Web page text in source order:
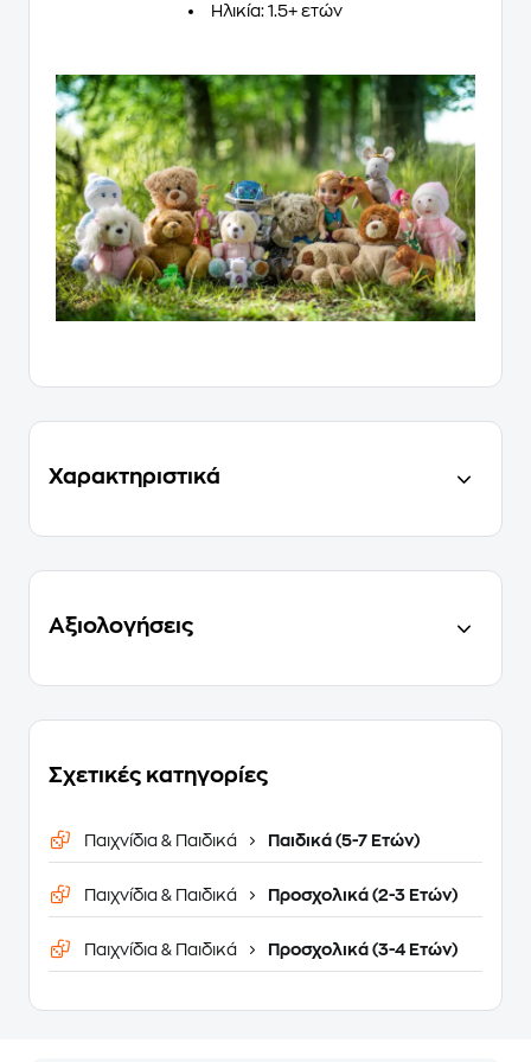
Ηλικία: 1.5+ ετών
Χαρακτηριστικά
Αξιολογήσεις
Σχετικές κατηγορίες
Παιχνίδια & Παιδικά Παιδικά (5-7 Ετών)
Παιχνίδια & Παιδικά Προσχολικά (2-3 Ετών)
Παιχνίδια & Παιδικά Προσχολικά (3-4 Ετών)